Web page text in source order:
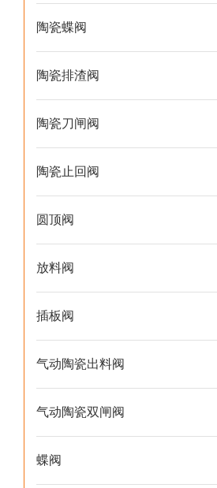
陶瓷蝶阀
陶瓷排渣阀
陶瓷刀闸阀
陶瓷止回阀
圆顶阀
放料阀
插板阀
气动陶瓷出料阀
气动陶瓷双闸阀
蝶阀